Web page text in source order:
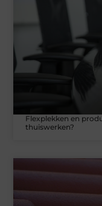
Flexplekken en
thuiswerken?